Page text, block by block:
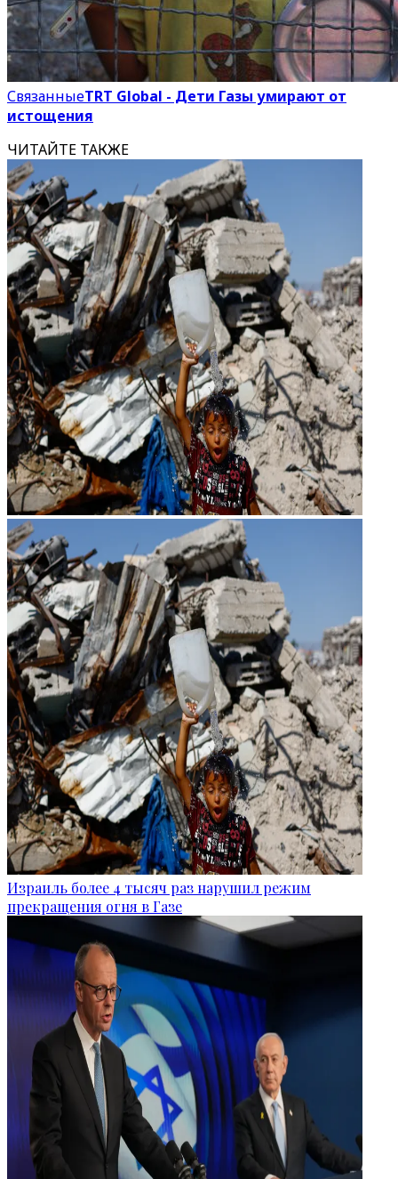
СвязанныеTRT Global - Дети Газы умирают от
истощения
ЧИТАЙТЕ ТАКЖЕ
Израиль более 4 тысяч раз нарушил режим
прекращения огня в Газе